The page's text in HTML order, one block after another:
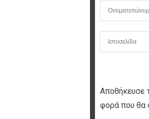
Αποθήκευσε
φορά που θα